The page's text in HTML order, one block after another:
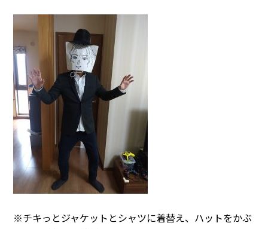
※チキっとジャケットとシャツに着替え、ハットをかぶ